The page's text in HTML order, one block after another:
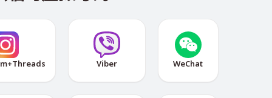
Viber WeChat